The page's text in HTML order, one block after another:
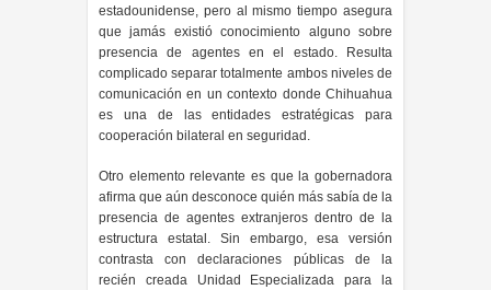
estadounidense, pero al mismo tiempo asegura
que jamás existió conocimiento alguno sobre
presencia de agentes en el estado. Resulta
complicado separar totalmente ambos niveles de
comunicación en un contexto donde Chihuahua
es una de las entidades estratégicas para
cooperación bilateral en seguridad.
Otro elemento relevante es que la gobernadora
afirma que aún desconoce quién más sabía de la
presencia de agentes extranjeros dentro de la
estructura estatal. Sin embargo, esa versión
contrasta con declaraciones públicas de la
recién creada Unidad Especializada para la